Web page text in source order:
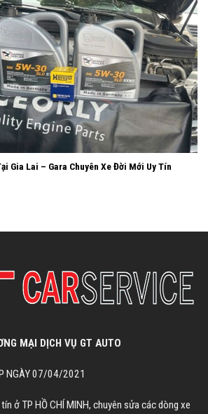
Gia Lai – Gara Chuyên Xe Đời Mới Uy Tín
MẠI DỊCH VỤ GT AUTO
NGÀY 07/04/2021
ở TP HỒ CHÍ MINH, chuyên sửa các dòng xe